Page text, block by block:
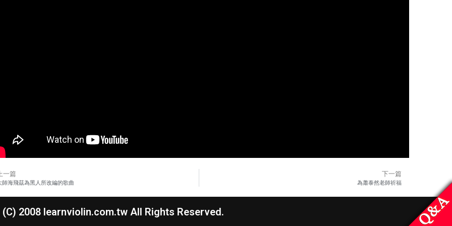
上一篇
師海飛茲為黑人所改編的歌曲
下一篇
為蕭泰然老師祈福
(C) 2008 learnviolin.com.tw All Rights Reserved.